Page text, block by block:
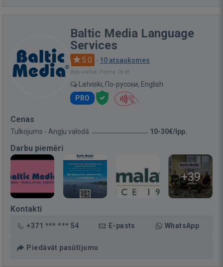
Baltic Media Language
Services
5.0 · 10 atsauksmes
Bija vietnē: Pirms 16 st.
Latviski, По-русски, English
PRO
Cenas
Tulkojums - Angļu valodā 10-30€/lpp.
Darbu piemēri
+39
Kontakti
+371 *** *** 54 E-pasts WhatsApp
Piedāvāt pasūtījumu